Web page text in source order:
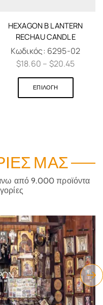
HEXAGON B LANTERN
RECHAU CANDLE
Κωδικός: 6295-02
$18.60 – $20.45
ΕΠΙΛΟΓΉ
ΜΑΣ
από 9.000 προϊόντα